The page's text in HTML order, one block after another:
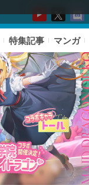
特集記事 マンガ